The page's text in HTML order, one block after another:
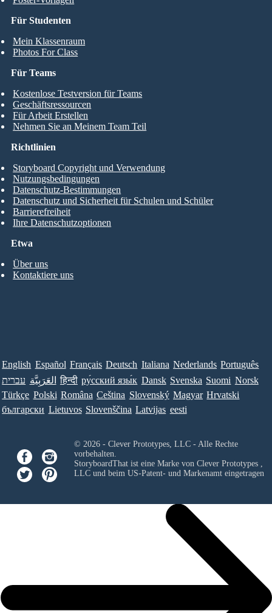
Für Studenten
Mein Klassenraum
Photos For Class
Für Teams
Kostenlose Testversion für Teams
Geschäftsressourcen
Für Arbeit Erstellen
Nehmen Sie an Meinem Team Teil
Etwa
Über uns
Kontaktiere uns
Richtlinien
Storyboard Copyright und Verwendung
Nutzungsbedingungen
Datenschutz-Bestimmungen
Datenschutz und Sicherheit für Schulen und Schüler
Barrierefreiheit
Ihre Datenschutzoptionen
English Español Français Deutsch Italiana Nederlands Português
עברית العَرَبِيَّة हिन्दी ру́сский язы́к Dansk Svenska Suomi Norsk
Türkçe Polski Româna Ceština Slovenský Magyar Hrvatski
български Lietuvos Slovenščina Latvijas eesti
© 2026 - Clever Prototypes, LLC - Alle Rechte
vorbehalten.
StoryboardThat ist eine Marke von Clever Prototypes ,
LLCund beim US-Patent- und Markenamt eingetragen